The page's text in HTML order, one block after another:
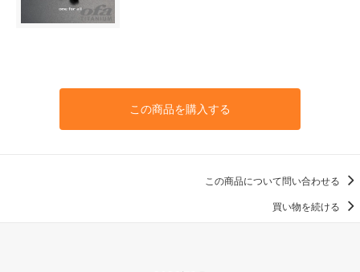
この商品を購入する
この商品について問い合わせる
買い物を続ける